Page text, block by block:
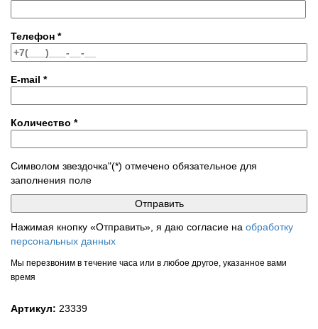
Телефон *
E-mail *
Количество *
Символом звездочка"(*) отмечено обязательное для
заполнения поле
Нажимая кнопку «Отправить», я даю согласие на обработку
персональных данных
Мы перезвоним в течение часа или в любое другое, указанное вами
время
Артикул: 23339